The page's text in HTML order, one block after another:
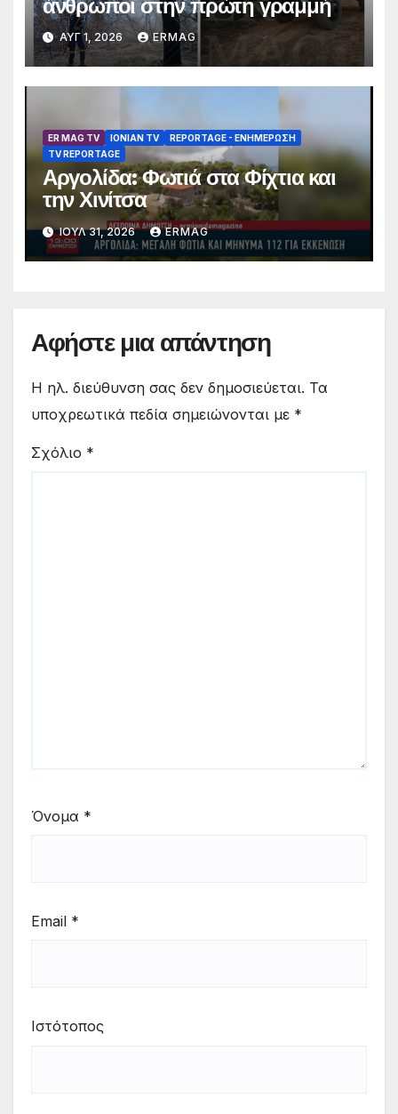
άνθρωποι στην πρώτη γραμμή
ΑΥΓ 1, 2026 ERMAG
ER MAG TV IONIAN TV
REPORTAGE - EΝΗΜΈΡΩΣΗ
TV REPORTAGE
Αργολίδα: Φωτιά στα Φίχτια και
την Χινίτσα
ΙΟΎΛ 31, 2026 ERMAG
Αφήστε μια απάντηση
Η ηλ. διεύθυνση σας δεν δημοσιεύεται. Τα
υποχρεωτικά πεδία σημειώνονται με *
Σχόλιο *
Όνομα *
Email *
Ιστότοπος